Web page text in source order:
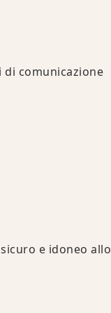
comunicazione
e idoneo allo